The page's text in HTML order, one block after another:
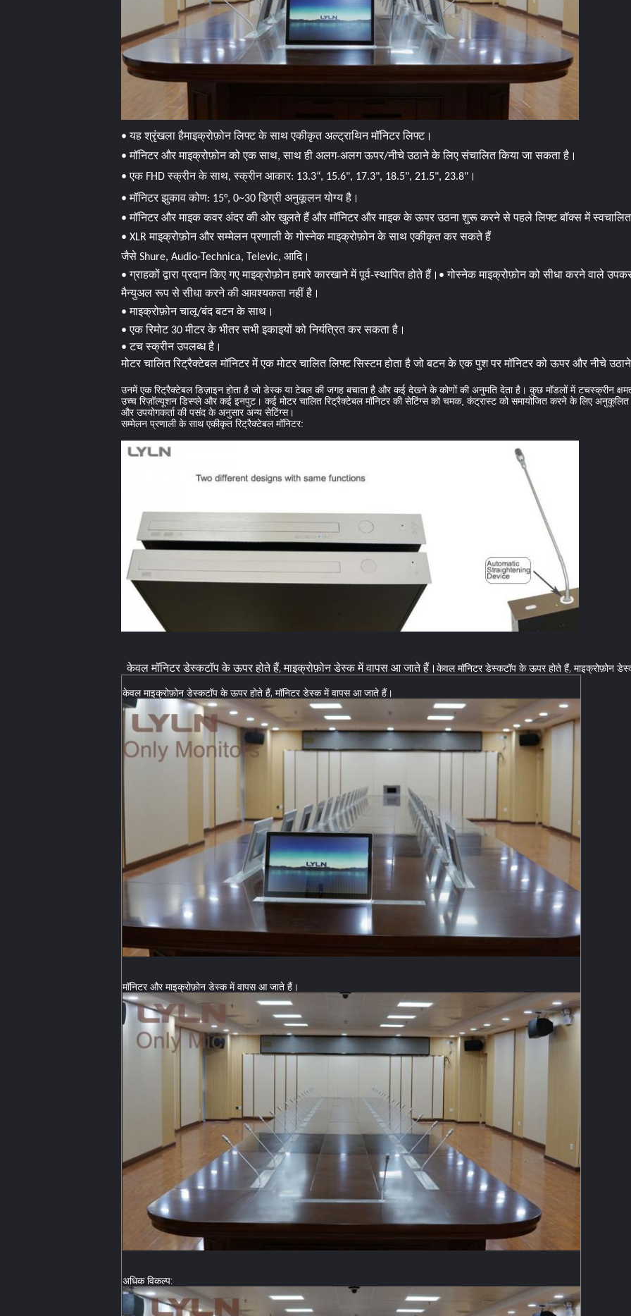
• यह श्रृंखला हैमाइक्रोफ़ोन लिफ्ट के साथ एकीकृत अल्ट्राथिन मॉनिटर लिफ्ट।
• मॉनिटर और माइक्रोफ़ोन को एक साथ, साथ ही अलग-अलग ऊपर/नीचे उठाने के लिए संचालित किया जा सकता है।
• एक FHD स्क्रीन के साथ, स्क्रीन आकार: 13.3“, 15.6", 17.3", 18.5", 21.5", 23.8"।
• मॉनिटर झुकाव कोण: 15°, 0~30 डिग्री अनुकूलन योग्य है।
• मॉनिटर और माइक कवर अंदर की ओर खुलते हैं और मॉनिटर और माइक के ऊपर उठना शुरू करने से पहले लिफ्ट बॉक्स में
• XLR माइक्रोफ़ोन और सम्मेलन प्रणाली के गोस्नेक माइक्रोफ़ोन के साथ एकीकृत कर सकते हैं
जैसे Shure, Audio-Technica, Televic, आदि।
• ग्राहकों द्वारा प्रदान किए गए माइक्रोफ़ोन हमारे कारखाने में पूर्व-स्थापित होते हैं। • गोस्नेक माइक्रोफ़ोन को सीधा करने वाले
मैन्युअल रूप से सीधा करने की आवश्यकता नहीं है।
• माइक्रोफ़ोन चालू/बंद बटन के साथ।
​• एक रिमोट 30 मीटर के भीतर सभी इकाइयों को नियंत्रित कर सकता है।
​• टच स्क्रीन उपलब्ध है।
मोटर चालित रिट्रैक्टेबल मॉनिटर में एक मोटर चालित लिफ्ट सिस्टम होता है जो बटन के एक पुश पर मॉनिटर को ऊपर और नीचे
उनमें एक रिट्रैक्टेबल डिज़ाइन होता है जो डेस्क या टेबल की जगह बचाता है और कई देखने के कोणों की अनुमति देता है। कुछ मॉडलों में टचस्क्रीन
उच्च रिज़ॉल्यूशन डिस्प्ले और कई इनपुट। कई मोटर चालित रिट्रैक्टेबल मॉनिटर की सेटिंग्स को चमक, कंट्रास्ट को समायोजित करने के लिए अनुकूलित
और उपयोगकर्ता की पसंद के अनुसार अन्य सेटिंग्स।
सम्मेलन प्रणाली के साथ एकीकृत रिट्रैक्टेबल मॉनिटर:
केवल मॉनिटर डेस्कटॉप के ऊपर होते हैं, माइक्रोफ़ोन डेस्क में वापस आ जाते हैं। केवल मॉनिटर डेस्कटॉप के ऊपर होते हैं, माइक्रोफ़ोन
केवल माइक्रोफ़ोन डेस्कटॉप के ऊपर होते हैं, मॉनिटर डेस्क में वापस आ जाते हैं।
मॉनिटर और माइक्रोफ़ोन डेस्क में वापस आ जाते हैं।
अधिक विकल्प: